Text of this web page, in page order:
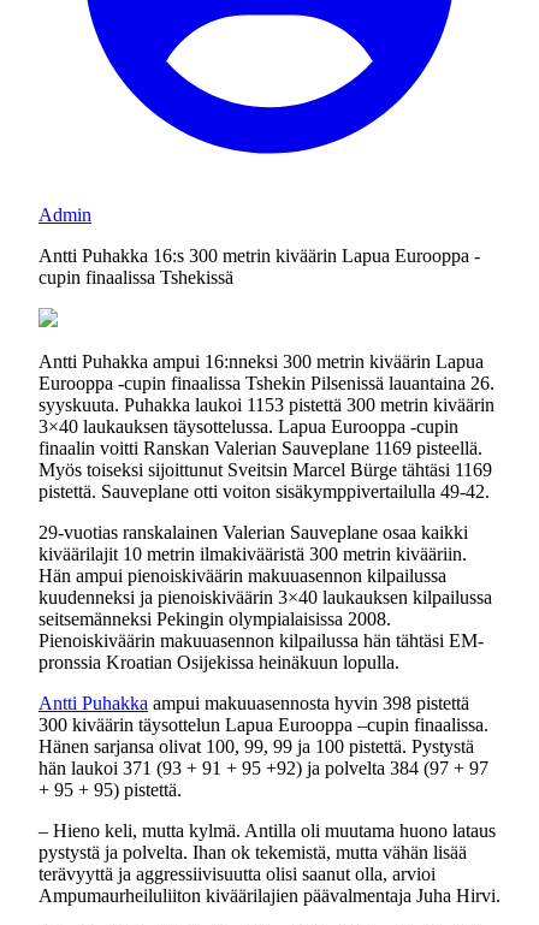
Admin
Antti Puhakka 16:s 300 metrin kiväärin Lapua Eurooppa -
cupin finaalissa Tshekissä
Antti Puhakka ampui 16:nneksi 300 metrin kiväärin Lapua
Eurooppa -cupin finaalissa Tshekin Pilsenissä lauantaina 26.
syyskuuta. Puhakka laukoi 1153 pistettä 300 metrin kiväärin
3×40 laukauksen täysottelussa. Lapua Eurooppa -cupin
finaalin voitti Ranskan Valerian Sauveplane 1169 pisteellä.
Myös toiseksi sijoittunut Sveitsin Marcel Bürge tähtäsi 1169
pistettä. Sauveplane otti voiton sisäkymppivertailulla 49-42.
29-vuotias ranskalainen Valerian Sauveplane osaa kaikki
kiväärilajit 10 metrin ilmakivääristä 300 metrin kivääriin.
Hän ampui pienoiskiväärin makuuasennon kilpailussa
kuudenneksi ja pienoiskiväärin 3×40 laukauksen kilpailussa
seitsemänneksi Pekingin olympialaisissa 2008.
Pienoiskiväärin makuuasennon kilpailussa hän tähtäsi EM-
pronssia Kroatian Osijekissa heinäkuun lopulla.
Antti Puhakka ampui makuuasennosta hyvin 398 pistettä
300 kiväärin täysottelun Lapua Eurooppa –cupin finaalissa.
Hänen sarjansa olivat 100, 99, 99 ja 100 pistettä. Pystystä
hän laukoi 371 (93 + 91 + 95 +92) ja polvelta 384 (97 + 97
+ 95 + 95) pistettä.
– Hieno keli, mutta kylmä. Antilla oli muutama huono lataus
pystystä ja polvelta. Ihan ok tekemistä, mutta vähän lisää
terävyyttä ja aggressiivisuutta olisi saanut olla, arvioi
Ampumaurheiluliiton kiväärilajien päävalmentaja Juha Hirvi.